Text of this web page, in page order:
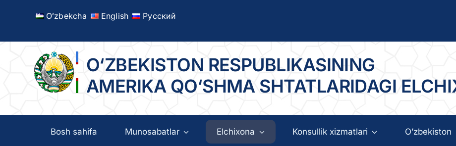
Oʻzbekcha English Русский
O‘ZBEKISTON RESPUBLIKASINING
AMERIKA QO‘SHMA SHTATLARIDAGI
Bosh sahifa Munosabatlar Elchixona Konsullik xizmatlari O’zbekiston